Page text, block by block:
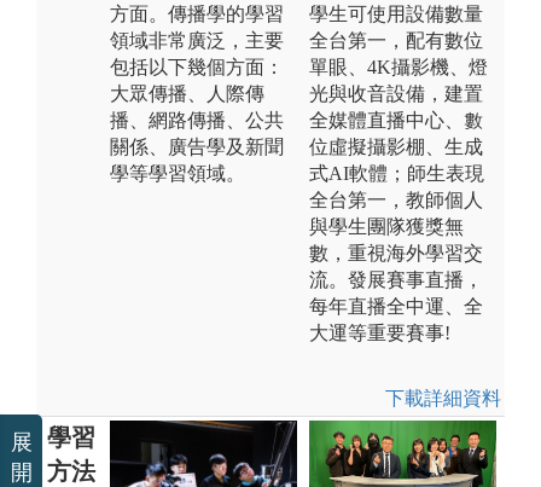
方面。傳播學的學習
領域非常廣泛，主要
包括以下幾個方面：
大眾傳播、人際傳
播、網路傳播、公共
關係、廣告學及新聞
學等學習領域。
學生可使用設備數量
全台第一，配有數位
單眼、4K攝影機、燈
光與收音設備，建置
全媒體直播中心、數
位虛擬攝影棚、生成
式AI軟體；師生表現
全台第一，教師個人
與學生團隊獲獎無
數，重視海外學習交
流。發展賽事直播，
每年直播全中運、全
大運等重要賽事!
下載詳細資料
學習
方法
展
開